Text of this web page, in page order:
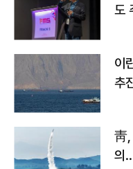
도
이
추
靑,
의